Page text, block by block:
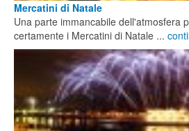
Mercatini di Natale
Una parte immancabile dell'atmosfera
certamente i Mercatini di Natale ...